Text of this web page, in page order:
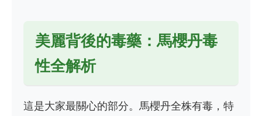
美麗背後的毒藥：馬櫻丹毒
性全解析
這是大家最關心的部分。馬櫻丹全株有毒，特